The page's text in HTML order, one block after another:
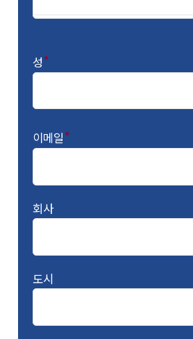
성*
이메일*
회사
도시